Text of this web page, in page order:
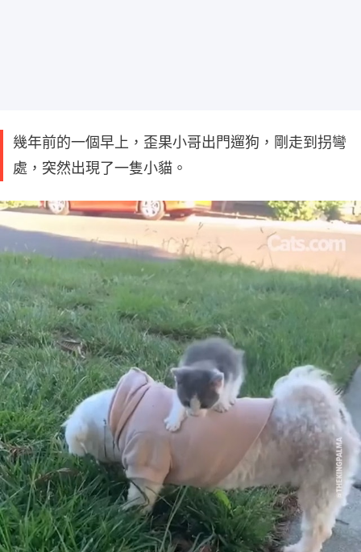
幾年前的一個早上，歪果小哥出門遛狗，剛走到拐彎
處，突然出現了一隻小貓。